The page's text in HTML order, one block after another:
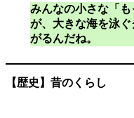
みんなの小さな「
が、大きな海を泳
がるんだね。
【歴史】昔のくらし